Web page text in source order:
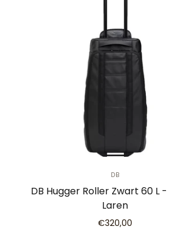
DB
DB Hugger Roller Zwart 60 L
Laren
€320,00